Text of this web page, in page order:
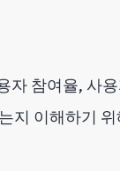
참여율, 사
지 이해하기 위